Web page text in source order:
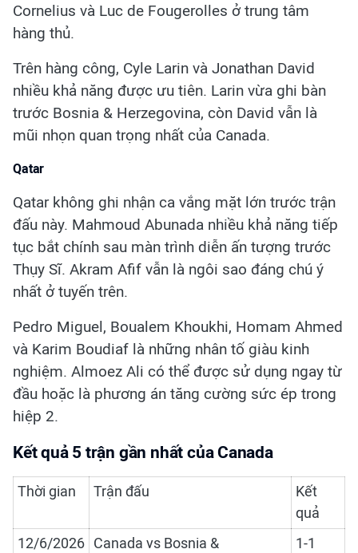
Cornelius và Luc de Fougerolles ở trung tâm
hàng thủ.
Trên hàng công, Cyle Larin và Jonathan David
nhiều khả năng được ưu tiên. Larin vừa ghi bàn
trước Bosnia & Herzegovina, còn David vẫn là
mũi nhọn quan trọng nhất của Canada.
Qatar
Qatar không ghi nhận ca vắng mặt lớn trước trận
đấu này. Mahmoud Abunada nhiều khả năng tiếp
tục bắt chính sau màn trình diễn ấn tượng trước
Thụy Sĩ. Akram Afif vẫn là ngôi sao đáng chú ý
nhất ở tuyến trên.
Pedro Miguel, Boualem Khoukhi, Homam Ahmed
và Karim Boudiaf là những nhân tố giàu kinh
nghiệm. Almoez Ali có thể được sử dụng ngay từ
đầu hoặc là phương án tăng cường sức ép trong
hiệp 2.
Kết quả 5 trận gần nhất của Canada
Thời gian Trận đấu
Kết
quả
12/6/2026 Canada vs Bosnia &
1-1